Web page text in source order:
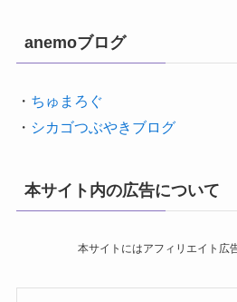
anemoブログ
・ ちゅまろぐ
・ シカゴつぶやきブログ
本サイト内の広告について
本サイトにはアフィリエイト広